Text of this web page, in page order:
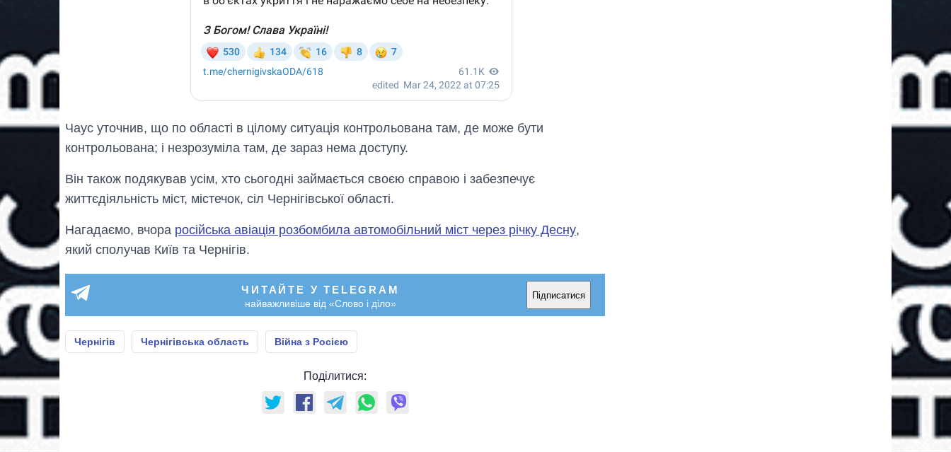
Чаус уточнив, що по області в цілому ситуація контрольована там, де може бути
контрольована; і незрозуміла там, де зараз нема доступу.
Він також подякував усім, хто сьогодні займається своєю справою і забезпечує
життєдіяльність міст, містечок, сіл Чернігівської області.
Нагадаємо, вчора російська авіація розбомбила автомобільний міст через річку Десну,
який сполучав Київ та Чернігів.
ЧИТАЙТЕ У TELEGRAM
найважливіше від «Слово і діло»
Підписатися
Чернігів Чернігівська область Війна з Росією
Поділитися: